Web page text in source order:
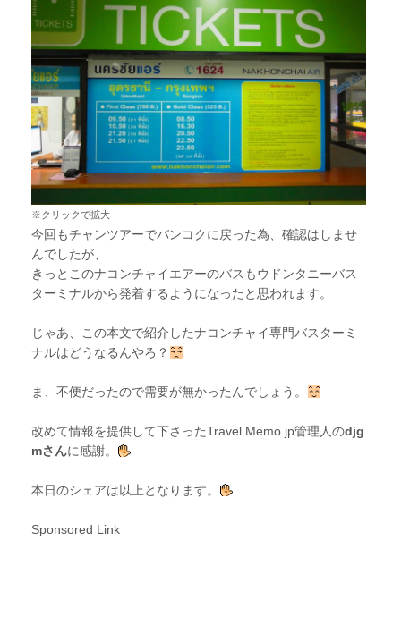
※クリックで拡大
今回もチャンツアーでバンコクに戻った為、確認はしませ
んでしたが、
きっとこのナコンチャイエアーのバスもウドンタニーバス
ターミナルから発着するようになったと思われます。
じゃあ、この本文で紹介したナコンチャイ専門バスターミ
ナルはどうなるんやろ？
ま、不便だったので需要が無かったんでしょう。
改めて情報を提供して下さったTravel Memo.jp管理人のdjg
mさんに感謝。
本日のシェアは以上となります。
Sponsored Link